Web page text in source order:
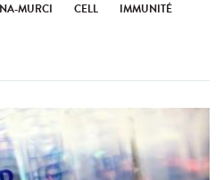
MURCI CELL IMMUNITÉ